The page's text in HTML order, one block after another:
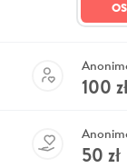
100
50 zł